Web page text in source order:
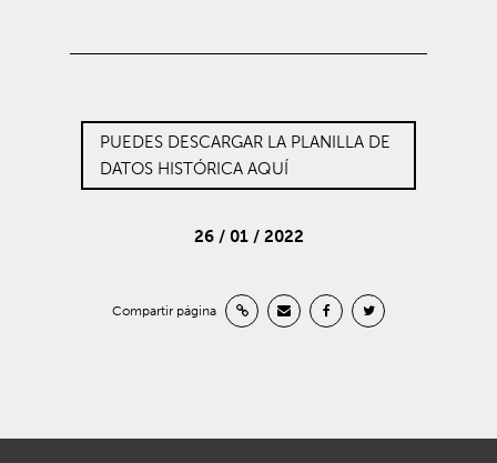
PUEDES DESCARGAR LA PLANILLA DE
DATOS HISTÓRICA AQUÍ
26 / 01 / 2022
Compartir página